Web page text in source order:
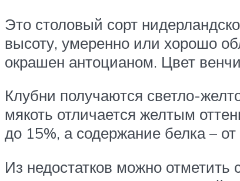
Это столовый сорт
высоту, умеренно или хорошо
окрашен антоцианом. Цвет
Клубни получаются светло-
мякоть отличается желтым
до 15%, а содержание белка –
Из недостатков можно